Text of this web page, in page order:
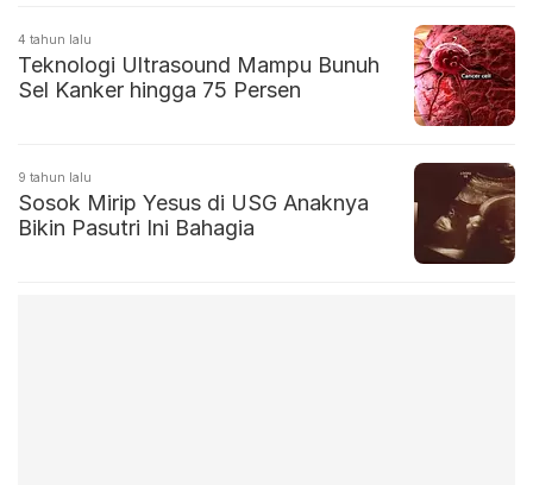
4 tahun lalu
Teknologi Ultrasound Mampu Bunuh
Sel Kanker hingga 75 Persen
9 tahun lalu
Sosok Mirip Yesus di USG Anaknya
Bikin Pasutri Ini Bahagia